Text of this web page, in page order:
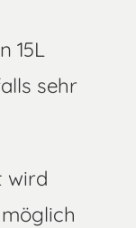
15L
sehr
wird